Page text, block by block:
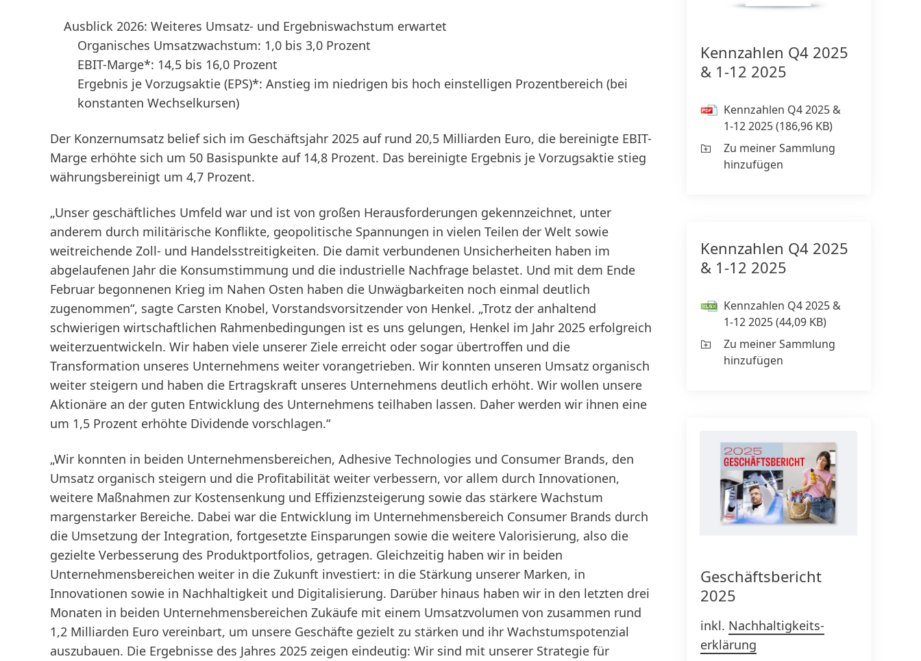
Ausblick 2026: Weiteres Umsatz- und Ergebniswachstum erwartet
Organisches Umsatzwachstum: 1,0 bis 3,0 Prozent
EBIT-Marge*: 14,5 bis 16,0 Prozent
Ergebnis je Vorzugsaktie (EPS)*: Anstieg im niedrigen bis hoch einstelligen Prozentbereich (bei
konstanten Wechselkursen)
Der Konzernumsatz belief sich im Geschäftsjahr 2025 auf rund 20,5 Milliarden Euro, die bereinigte EBIT-
Marge erhöhte sich um 50 Basispunkte auf 14,8 Prozent. Das bereinigte Ergebnis je Vorzugsaktie stieg
währungsbereinigt um 4,7 Prozent.
„Unser geschäftliches Umfeld war und ist von großen Herausforderungen gekennzeichnet, unter
anderem durch militärische Konflikte, geopolitische Spannungen in vielen Teilen der Welt sowie
weitreichende Zoll- und Handelsstreitigkeiten. Die damit verbundenen Unsicherheiten haben im
abgelaufenen Jahr die Konsumstimmung und die industrielle Nachfrage belastet. Und mit dem Ende
Februar begonnenen Krieg im Nahen Osten haben die Unwägbarkeiten noch einmal deutlich
zugenommen“, sagte Carsten Knobel, Vorstandsvorsitzender von Henkel. „Trotz der anhaltend
schwierigen wirtschaftlichen Rahmenbedingungen ist es uns gelungen, Henkel im Jahr 2025 erfolgreich
weiterzuentwickeln. Wir haben viele unserer Ziele erreicht oder sogar übertroffen und die
Transformation unseres Unternehmens weiter vorangetrieben. Wir konnten unseren Umsatz organisch
weiter steigern und haben die Ertragskraft unseres Unternehmens deutlich erhöht. Wir wollen unsere
Aktionäre an der guten Entwicklung des Unternehmens teilhaben lassen. Daher werden wir ihnen eine
um 1,5 Prozent erhöhte Dividende vorschlagen.“
„Wir konnten in beiden Unternehmensbereichen, Adhesive Technologies und Consumer Brands, den
Umsatz organisch steigern und die Profitabilität weiter verbessern, vor allem durch Innovationen,
weitere Maßnahmen zur Kostensenkung und Effizienzsteigerung sowie das stärkere Wachstum
margenstarker Bereiche. Dabei war die Entwicklung im Unternehmensbereich Consumer Brands durch
die Umsetzung der Integration, fortgesetzte Einsparungen sowie die weitere Valorisierung, also die
gezielte Verbesserung des Produktportfolios, getragen. Gleichzeitig haben wir in beiden
Unternehmensbereichen weiter in die Zukunft investiert: in die Stärkung unserer Marken, in
Innovationen sowie in Nachhaltigkeit und Digitalisierung. Darüber hinaus haben wir in den letzten drei
Monaten in beiden Unternehmensbereichen Zukäufe mit einem Umsatzvolumen von zusammen rund
1,2 Milliarden Euro vereinbart, um unsere Geschäfte gezielt zu stärken und ihr Wachstumspotenzial
auszubauen. Die Ergebnisse des Jahres 2025 zeigen eindeutig: Wir sind mit unserer Strategie für
Kennzahlen Q4 2025
& 1-12 2025
Kennzahlen Q4 2025 &
1-12 2025(186,96 KB)
Zu meiner Sammlung
hinzufügen
Kennzahlen Q4 2025
& 1-12 2025
Kennzahlen Q4 2025 &
1-12 2025(44,09 KB)
Zu meiner Sammlung
hinzufügen
Geschäfts­bericht
2025
inkl. Nachhaltig­keits­
erklärung